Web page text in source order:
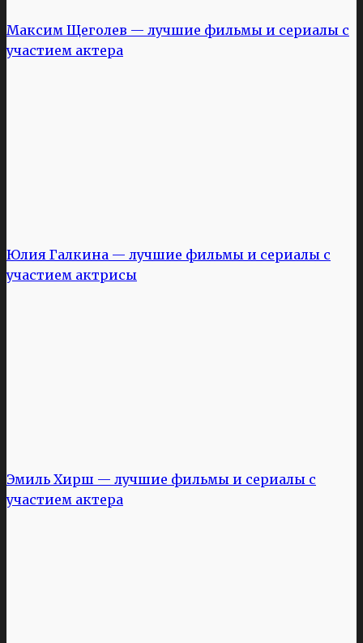
Максим Щеголев — лучшие фильмы и сериалы с
участием актера
Юлия Галкина — лучшие фильмы и сериалы с
участием актрисы
Эмиль Хирш — лучшие фильмы и сериалы с
участием актера